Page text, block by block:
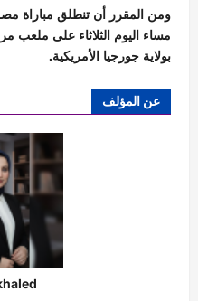
ومن المقرر أن تنطلق مباراة
مساء اليوم الثلاثاء على ملعب
بولاية جورجيا الأمريكية.
عن المؤلف